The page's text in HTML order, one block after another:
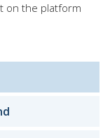
on the platform